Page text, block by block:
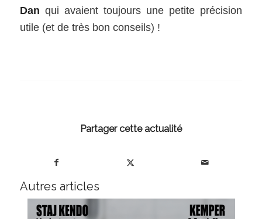
Dan qui avaient toujours une petite précision
utile (et de très bon conseils) !
Partager cette actualité
Autres articles